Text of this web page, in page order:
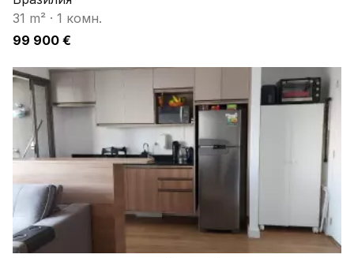
31 m² · 1 комн.
99 900 €